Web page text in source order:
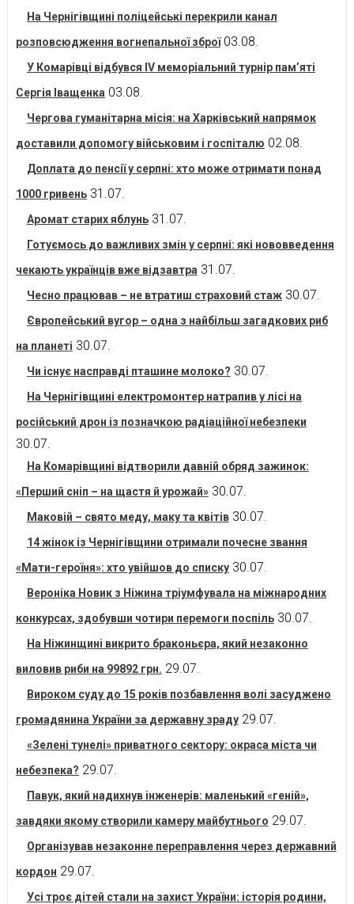
На Чернігівщині поліцейські перекрили канал
розповсюдження вогнепальної зброї 03.08.
У Комарівці відбувся IV меморіальний турнір пам’яті
Сергія Іващенка 03.08.
Чергова гуманітарна місія: на Харківський напрямок
доставили допомогу військовим і госпіталю 02.08.
Доплата до пенсії у серпні: хто може отримати понад
1000 гривень 31.07.
Аромат старих яблунь 31.07.
Готуємось до важливих змін у серпні: які нововведення
чекають українців вже відзавтра 31.07.
Чесно працював – не втратиш страховий стаж 30.07.
Європейський вугор – одна з найбільш загадкових риб
на планеті 30.07.
Чи існує насправді пташине молоко? 30.07.
На Чернігівщині електромонтер натрапив у лісі на
російський дрон із позначкою радіаційної небезпеки
30.07.
На Комарівщині відтворили давній обряд зажинок:
«Перший сніп – на щастя й урожай» 30.07.
Маковій – свято меду, маку та квітів 30.07.
14 жінок із Чернігівщини отримали почесне звання
«Мати-героїня»: хто увійшов до списку 30.07.
Вероніка Новик з Ніжина тріумфувала на міжнародних
конкурсах, здобувши чотири перемоги поспіль 30.07.
На Ніжинщині викрито браконьєра, який незаконно
виловив риби на 99892 грн. 29.07.
Вироком суду до 15 років позбавлення волі засуджено
громадянина України за державну зраду 29.07.
«Зелені тунелі» приватного сектору: окраса міста чи
небезпека? 29.07.
Павук, який надихнув інженерів: маленький «геній»,
завдяки якому створили камеру майбутнього 29.07.
Організував незаконне переправлення через державний
кордон 29.07.
Усі троє дітей стали на захист України: історія родини,